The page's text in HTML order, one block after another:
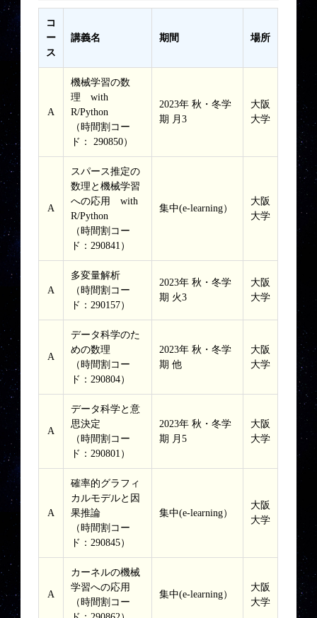
コ
ー
ス
講義名 期間 場所
A
機械学習の数
理 with
R/Python
（時間割コー
ド： 290850）
2023年 秋・冬学
期 月3
大阪
大学
A
スパース推定の
数理と機械学習
への応用 with
R/Python
（時間割コー
ド：290841）
集中(e-learning）
大阪
大学
A
多変量解析
（時間割コー
ド：290157）
2023年 秋・冬学
期 火3
大阪
大学
A
データ科学のた
めの数理
（時間割コー
ド：290804）
2023年 秋・冬学
期 他
大阪
大学
A
データ科学と意
思決定
（時間割コー
ド：290801）
2023年 秋・冬学
期 月5
大阪
大学
A
確率的グラフィ
カルモデルと因
果推論
（時間割コー
ド：290845）
集中(e-learning）
大阪
大学
A
カーネルの機械
学習への応用
（時間割コー
集中(e-learning）
大阪
大学